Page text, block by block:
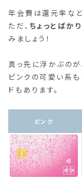
年会費は還元率な
ただ、 ちょっとばか
みましょう！
真っ先に浮かぶのが
ピンクの可愛い系
ドもあります。
ピンク